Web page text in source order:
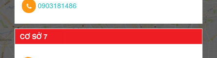
0903181486
CƠ SỞ 7